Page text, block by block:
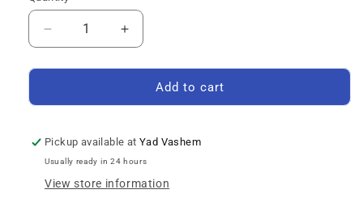
Decrease
quantity
for
הלב:
ותמורה
בפעולות
והרווחה
Increase
quantity
for
הלמות
הלב:
ותמורה
בפעולות
והרווחה
Add to cart
Pickup available atYad Vashem
Usually ready in 24 hours
View store information